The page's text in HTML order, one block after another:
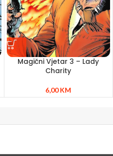
Magični Vjetar 3 – Lady
Charity
6,00KM